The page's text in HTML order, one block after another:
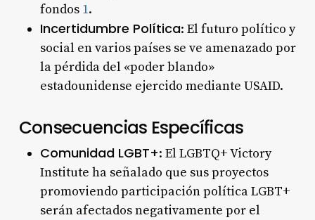
fondos 1.
Incertidumbre Política: El futuro político y
social en varios países se ve amenazado por
la pérdida del «poder blando»
estadounidense ejercido mediante USAID.
Consecuencias Específicas
Comunidad LGBT+: El LGBTQ+ Victory
Institute ha señalado que sus proyectos
promoviendo participación política LGBT+
serán afectados negativamente por el